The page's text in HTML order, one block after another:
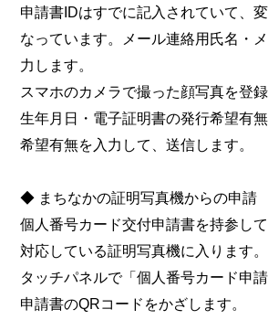
申請書IDはすでに記入されていて、
なっています。メール連絡用氏名・
力します。
スマホのカメラで撮った顔写真を登録
生年月日・電子証明書の発行希望有
希望有無を入力して、送信します。
◆ まちなかの証明写真機からの申請
個人番号カード交付申請書を持参し
対応している証明写真機に入ります。
タッチパネルで「個人番号カード申
申請書のQRコードをかざします。